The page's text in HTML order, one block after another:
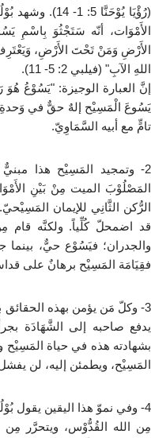
(رُؤْيَا يُوْحَنَّا
الأَمْوَات، أنّه سَتَجْثُوَ بِاسْمِ
الأَرْضِ وَمَنْ تَحْتَ الأَرْضِ،
اللهِ الآبِ" (فيلبي 2: 5- 11).
إنَّ العبارة الوجيزة: "يَسُوْعُ
يَسُوعَ الْمَسِيْح إلهٌ حقٌّ في وَحدةِ
تامٍّ مع أبيه السَّمَاوِيّ.
2- وتمجيد المَسِيْح هذا
المَصْلُوْبَ الميت مِنْ بَيْنِ
الرُّكن الثَّانِي للإيمان
قد اضمحلّ كُلِّياً. ولكنَّه قام
والجدران؛ فيَسُوْع حيٌّ، بينما
فقِيَامَة المَسِيْح برهانٌ على
3- وكلّ مَن يؤمن بهذه الحقائق
يدفع صاحبه إلى الشَّهَادَة
بشهادته هذه في حياة
المَسِيْح، ويطمئن إليه، لن
4- وفي نموّ هذا اليقين يقول
مِن الله القُدُّوْس، ويتحرَّر مِن